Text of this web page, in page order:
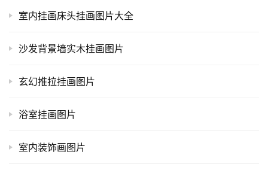
室内挂画床头挂画图片大全
沙发背景墙实木挂画图片
玄幻推拉挂画图片
浴室挂画图片
室内装饰画图片